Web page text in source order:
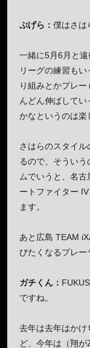
ぷげら： 僕はさは
一緒に5月6月と
リーグの練習も
り組みとかプレ
んどん伸ばして
かなというのは楽
さはらのスタイ
るので、そうい
ムでいうと、名
ートファイター
ます。
あと広島 TEAM
びたくなるプレー
ガチくん：
ですね。
去年は去年はかけ
ど、今年は（翔